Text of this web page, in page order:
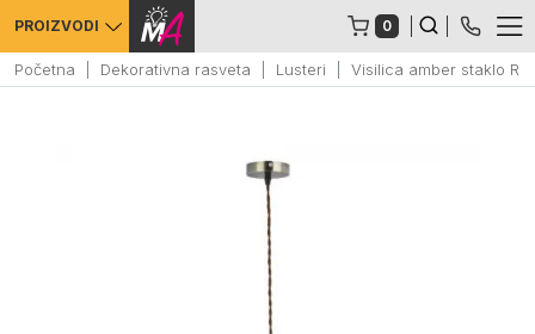
PROIZVODI 0
Početna Dekorativna rasveta Lusteri Visilica amber staklo